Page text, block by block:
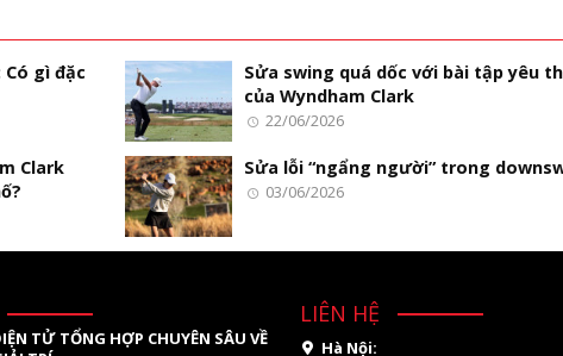
gì đặc
Sửa swing quá dốc với bài tập yêu
của Wyndham Clark
22/06/2026
Clark
Sửa lỗi “ngẩng người” trong
03/06/2026
TỬ TỔNG HỢP CHUYÊN SÂU VỀ
LIÊN HỆ
Hà Nội: